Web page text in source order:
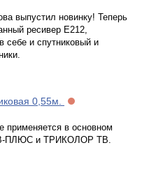
выпустил новинку! Теперь
ресивер E212,
себе и спутниковый и
0,55м.
применяется в основном
ПЛЮС и ТРИКОЛОР ТВ.